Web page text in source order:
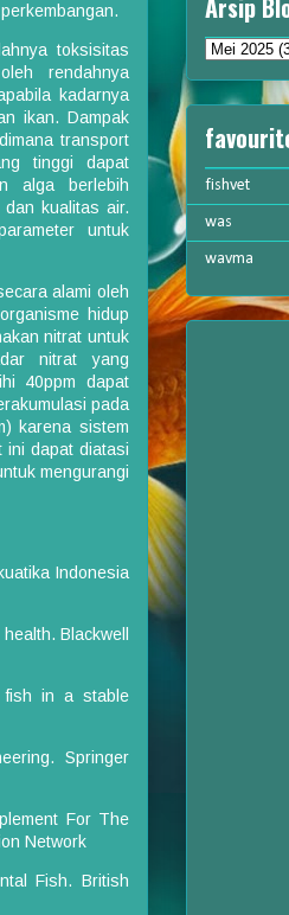
toksisitas
rendahnya
kadarnya
ikan. Dampak
transport
tinggi dapat
alga berlebih
kualitas air.
untuk
alami oleh
hidup
nitrat untuk
nitrat yang
40ppm dapat
pada
karena sistem
ini dapat diatasi
mengurangi
Indonesia
Blackwell
fish in a stable
Springer
For The
Network
Fish. British
Arsip
fishvet
was
wavma